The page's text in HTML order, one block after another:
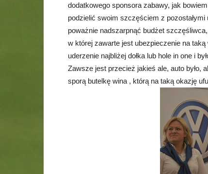
dodatkowego sponsora zabawy, jak
podzielić swoim szczęściem z
poważnie nadszarpnąć budżet
w której zawarte jest ubezpieczenie na
uderzenie najbliżej dołka lub hole in one i
Zawsze jest przecież jakieś ale, auto było,
sporą butelkę wina , którą na taką okazję